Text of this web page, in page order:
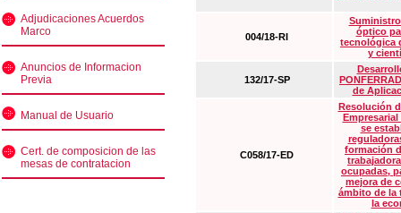
Adjudicaciones Acuerdos
Marco
Anuncios de Informacion
Previa
Manual de Usuario
Cert. de composicion de las
mesas de contratacion
004/18-RI
óptico
tecnológica
y
132/17-SP
de
C058/17-ED
Resolución
Empresarial
se
formación
ocupadas,
mejora de
ámbito de la
la